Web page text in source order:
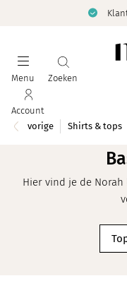
Menu Zoeken
Account
vorige
Shirts & tops
Hier vind je de